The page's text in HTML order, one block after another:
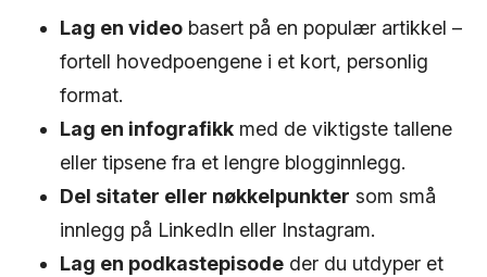
Lag en video basert på en populær artikkel –
fortell hovedpoengene i et kort, personlig
format.
Lag en infografikk med de viktigste tallene
eller tipsene fra et lengre blogginnlegg.
Del sitater eller nøkkelpunkter som små
innlegg på LinkedIn eller Instagram.
Lag en podkastepisode der du utdyper et